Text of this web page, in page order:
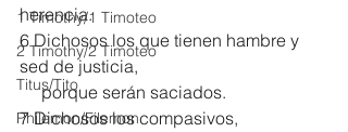
1 Timothy/1 Timoteo
2 Timothy/2 Timoteo
Titus/Tito
Philemon/Filemon
herencia.
6 Dichosos los que tienen hambre y
sed de justicia,
     porque serán saciados.
7 Dichosos los compasivos,